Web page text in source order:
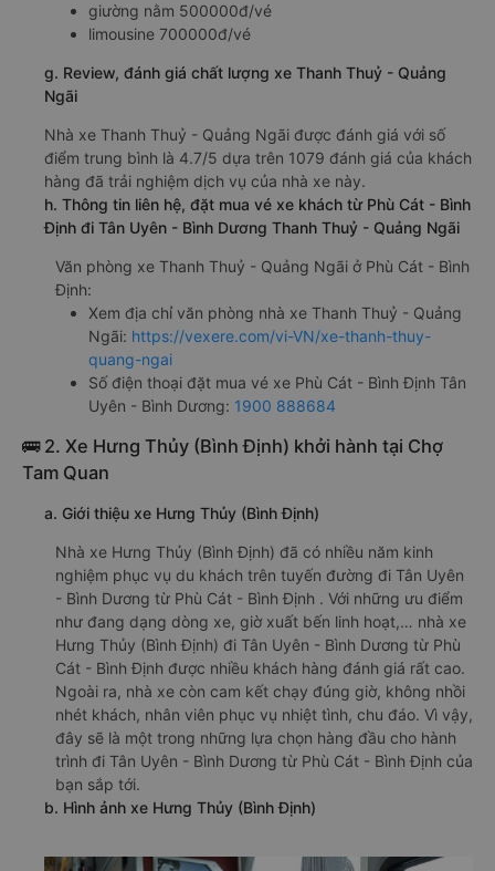
giường nằm 500000đ/vé
limousine 700000đ/vé
g. Review, đánh giá chất lượng xe Thanh Thuỷ - Quảng
Ngãi
Nhà xe Thanh Thuỷ - Quảng Ngãi được đánh giá với số
điểm trung bình là 4.7/5 dựa trên 1079 đánh giá của khách
hàng đã trải nghiệm dịch vụ của nhà xe này.
h. Thông tin liên hệ, đặt mua vé xe khách từ Phù Cát - Bình
Định đi Tân Uyên - Bình Dương Thanh Thuỷ - Quảng Ngãi
Văn phòng xe Thanh Thuỷ - Quảng Ngãi ở Phù Cát - Bình
Định:
Xem địa chỉ văn phòng nhà xe Thanh Thuỷ - Quảng
Ngãi: https://vexere.com/vi-VN/xe-thanh-thuy-
quang-ngai
Số điện thoại đặt mua vé xe Phù Cát - Bình Định Tân
Uyên - Bình Dương: 1900 888684
🚌 2. Xe Hưng Thủy (Bình Định) khởi hành tại Chợ
Tam Quan
a. Giới thiệu xe Hưng Thủy (Bình Định)
Nhà xe Hưng Thủy (Bình Định) đã có nhiều năm kinh
nghiệm phục vụ du khách trên tuyến đường đi Tân Uyên
- Bình Dương từ Phù Cát - Bình Định . Với những ưu điểm
như đang dạng dòng xe, giờ xuất bến linh hoạt,… nhà xe
Hưng Thủy (Bình Định) đi Tân Uyên - Bình Dương từ Phù
Cát - Bình Định được nhiều khách hàng đánh giá rất cao.
Ngoài ra, nhà xe còn cam kết chạy đúng giờ, không nhồi
nhét khách, nhân viên phục vụ nhiệt tình, chu đáo. Vì vậy,
đây sẽ là một trong những lựa chọn hàng đầu cho hành
trình đi Tân Uyên - Bình Dương từ Phù Cát - Bình Định của
bạn sắp tới.
b. Hình ảnh xe Hưng Thủy (Bình Định)